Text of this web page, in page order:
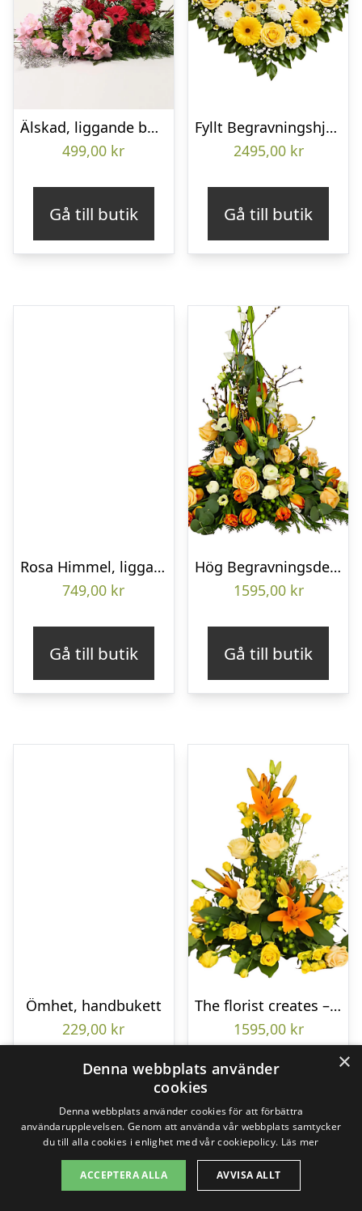
Älskad, liggande bukett
499,00 kr
Gå till butik
Fyllt Begravningshjärta
2495,00 kr
Gå till butik
Rosa Himmel, liggande bukett
749,00 kr
Gå till butik
Hög Begravningsdekoration
1595,00 kr
Gå till butik
Ömhet, handbukett
229,00 kr
The florist creates – Funeral decoration
1595,00 kr
×
Denna webbplats använder
cookies
Denna webbplats använder cookies för att förbättra
användarupplevelsen. Genom att använda vår webbplats samtycker
du till alla cookies i enlighet med vår cookiepolicy. Läs mer
ACCEPTERA ALLA AVVISA ALLT